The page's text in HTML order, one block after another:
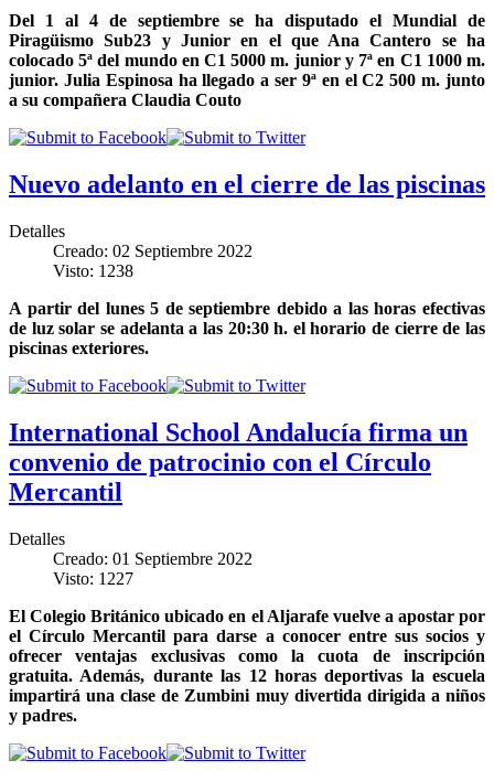
Del 1 al 4 de septiembre se ha disputado el Mundial de
Piragüismo Sub23 y Junior en el que Ana Cantero se ha
colocado 5ª del mundo en C1 5000 m. junior y 7ª en C1 1000 m.
junior. Julia Espinosa ha llegado a ser 9ª en el C2 500 m. junto
a su compañera Claudia Couto
Nuevo adelanto en el cierre de las piscinas
Detalles
Creado: 02 Septiembre 2022
Visto: 1238
A partir del lunes 5 de septiembre debido a las horas efectivas
de luz solar se adelanta a las 20:30 h. el horario de cierre de las
piscinas exteriores.
International School Andalucía firma un
convenio de patrocinio con el Círculo
Mercantil
Detalles
Creado: 01 Septiembre 2022
Visto: 1227
El Colegio Británico ubicado en el Aljarafe vuelve a apostar por
el Círculo Mercantil para darse a conocer entre sus socios y
ofrecer ventajas exclusivas como la cuota de inscripción
gratuita. Además, durante las 12 horas deportivas la escuela
impartirá una clase de Zumbini muy divertida dirigida a niños
y padres.